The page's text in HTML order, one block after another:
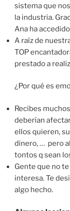
sistema que
la industria.
Ana ha
A raíz de
TOP
prestado a
¿Por qué es
Recibes
deberían
ellos quieren,
dinero, … pero
tontos q sean
Gente que no
interesa. Te
algo hecho.